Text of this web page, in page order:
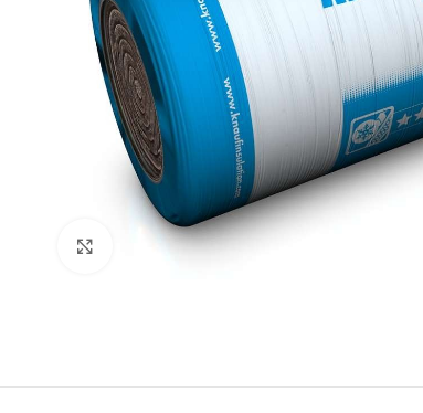
Click to enlarge